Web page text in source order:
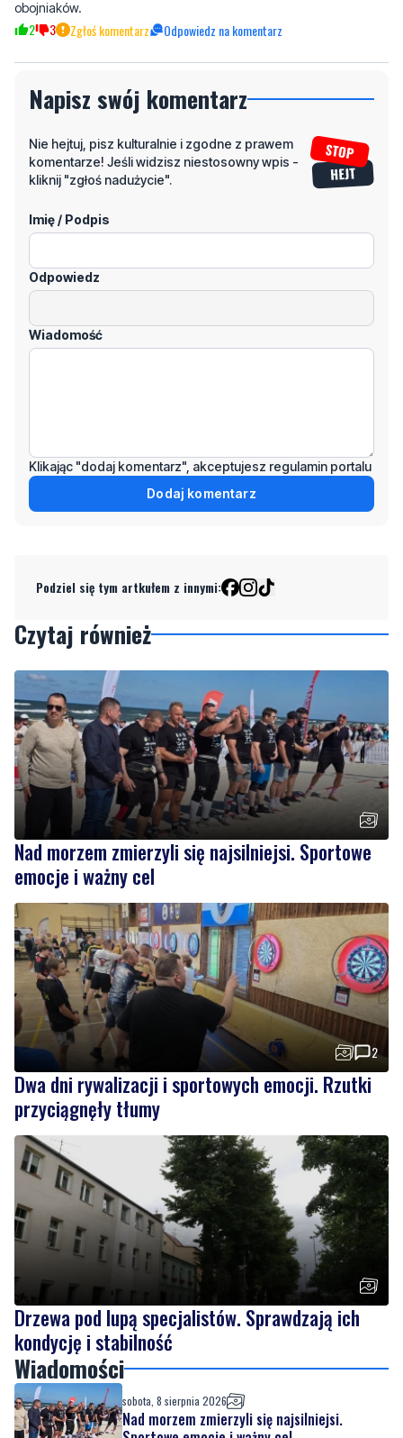
kakaowce, czyli większośc produktów , które jedzą dzieci. Jaki
efekt tego? Ogromna skala zaburzeń hormonalnych,
2 3 Zgłoś komentarz Odpowiedz na komentarz
Napisz swój komentarz
komentarze! Jeśli widzisz niestosowny wpis -
Imię / Podpis
Odpowiedz
Podziel się tym artkułem z innymi:
Czytaj również
Nad morzem zmierzyli się najsilniejsi. Sportowe
emocje i ważny cel
Dwa dni rywalizacji i sportowych emocji. Rzutki
przyciągnęły tłumy
Drzewa pod lupą specjalistów. Sprawdzają ich
kondycję i stabilność